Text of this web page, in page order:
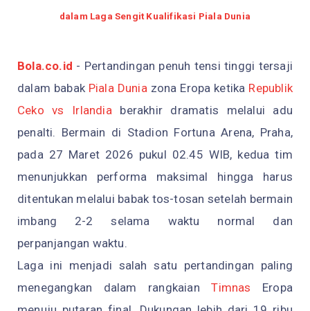
dalam Laga Sengit Kualifikasi Piala Dunia
Bola.co.id - Pertandingan penuh tensi tinggi tersaji
dalam babak Piala Duniazona Eropa ketika Republik
Ceko vs Irlandiaberakhir dramatis melalui adu
penalti. Bermain di Stadion Fortuna Arena, Praha,
pada 27 Maret 2026 pukul 02.45 WIB, kedua tim
menunjukkan performa maksimal hingga harus
ditentukan melalui babak tos-tosan setelah bermain
imbang 2-2 selama waktu normal dan
perpanjangan waktu.
Laga ini menjadi salah satu pertandingan paling
menegangkan dalam rangkaianTimnas Eropa